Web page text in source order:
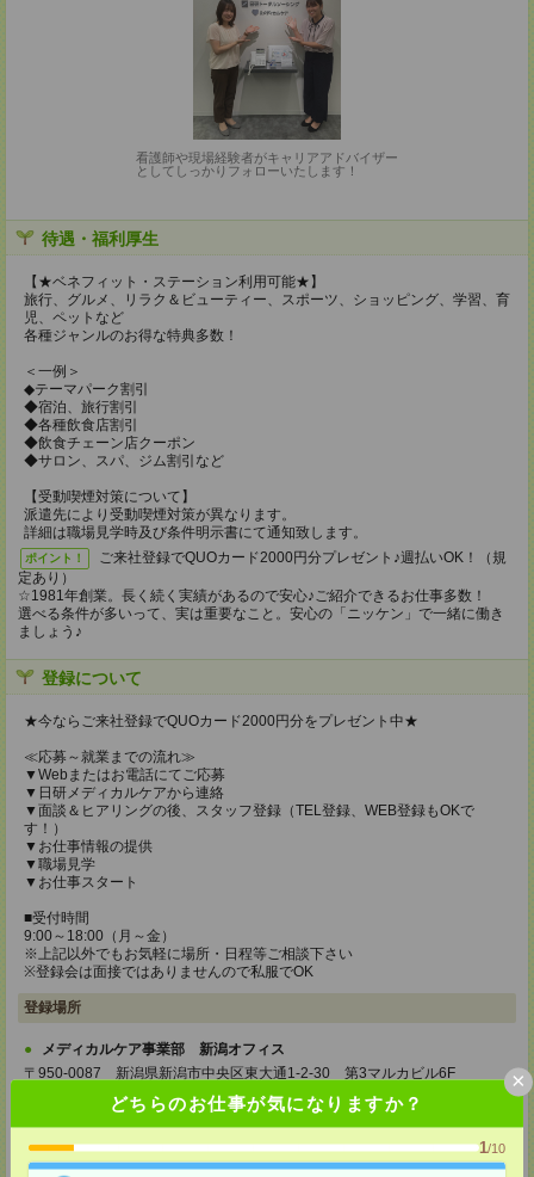
どちらのお仕事が気になりますか？
1/10
×
看護師や現場経験者がキャリアアドバイザー
としてしっかりフォローいたします！
待遇・福利厚生
【★ベネフィット・ステーション利用可能★】
旅行、グルメ、リラク＆ビューティー、スポーツ、ショッピング、学習、育
児、ペットなど
各種ジャンルのお得な特典多数！
＜一例＞
◆テーマパーク割引
◆宿泊、旅行割引
◆各種飲食店割引
◆飲食チェーン店クーポン
◆サロン、スパ、ジム割引など
【受動喫煙対策について】
派遣先により受動喫煙対策が異なります。
詳細は職場見学時及び条件明示書にて通知致します。
ポイント！
ご来社登録でQUOカード2000円分プレゼント♪週払いOK！（規
定あり）
☆1981年創業。長く続く実績があるので安心♪ご紹介できるお仕事多数！
選べる条件が多いって、実は重要なこと。安心の「ニッケン」で一緒に働き
ましょう♪
登録について
★今ならご来社登録でQUOカード2000円分をプレゼント中★
≪応募～就業までの流れ≫
▼Webまたはお電話にてご応募
▼日研メディカルケアから連絡
▼面談＆ヒアリングの後、スタッフ登録（TEL登録、WEB登録もOKで
す！）
▼お仕事情報の提供
▼職場見学
▼お仕事スタート
■受付時間
9:00～18:00（月～金）
※上記以外でもお気軽に場所・日程等ご相談下さい
※登録会は面接ではありませんので私服でOK
登録場所
メディカルケア事業部 新潟オフィス
〒950-0087 新潟県新潟市中央区東大通1-2-30 第3マルカビル6F
tenshoku@nikken-ts.jp
担当：採用担当
メディカルケア事業部 金沢オフィス